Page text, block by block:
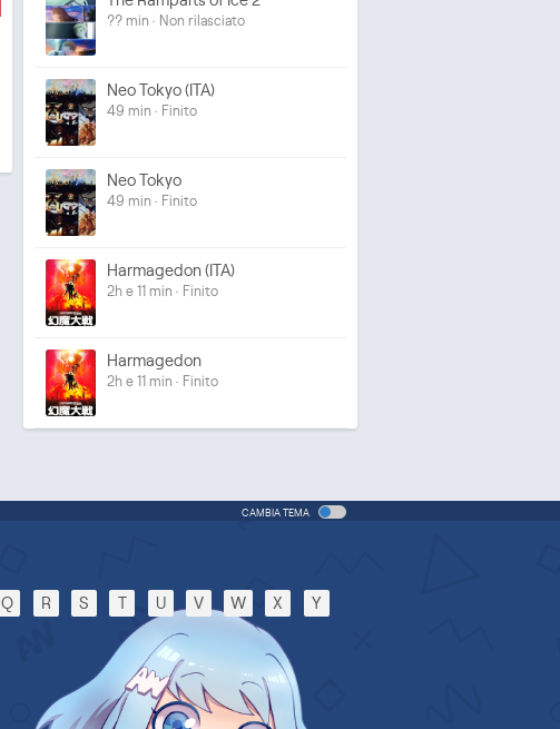
?? min · Non rilasciato
Neo Tokyo (ITA)
49 min · Finito
Neo Tokyo
49 min · Finito
Harmagedon (ITA)
2h e 11 min · Finito
Harmagedon
2h e 11 min · Finito
CAMBIA TEMA
Q R S T U V W X
Y